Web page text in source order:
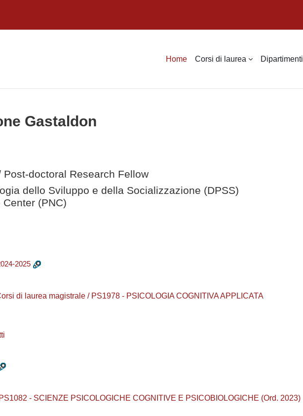
Home Corsi di laurea Dipartimenti
Gastaldon
doctoral Research Fellow
dello Sviluppo e della Socializzazione (DPSS)
(PNC)
2025
di laurea magistrale / PS1978 - PSICOLOGIA COGNITIVA APPLICATA
- SCIENZE PSICOLOGICHE COGNITIVE E PSICOBIOLOGICHE (Ord. 2023)